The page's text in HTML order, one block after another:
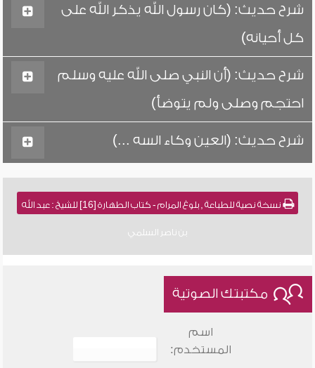
شرح حديث: (كان رسول الله يذكر الله على
كل أحيانه)
شرح حديث: (أن النبي صلى الله عليه وسلم
احتجم وصلى ولم يتوضأ)
شرح حديث: (العين وكاء السه ...)
نسخة نصية للطباعة , بلوغ المرام - كتاب الطهارة [16] للشيخ : عبد الله
بن ناصر السلمي
مكتبتك الصوتية
اسم
المستخدم: